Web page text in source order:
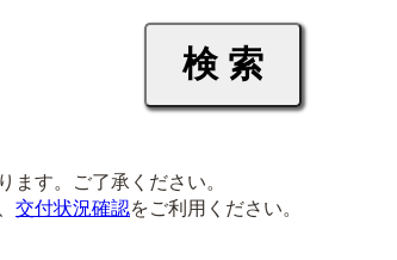
す。ご了承ください。
交付状況確認をご利用ください。